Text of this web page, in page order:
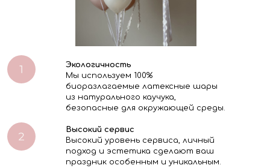
Экологичность
Мы используем 100%
биоразлагаемые латексные шары
из натурального каучука,
безопасные для окружающей среды.
Высокий сервис
Высокий уровень сервиса, личный
подход и эстетика сделают ваш
праздник особенным и уникальным.